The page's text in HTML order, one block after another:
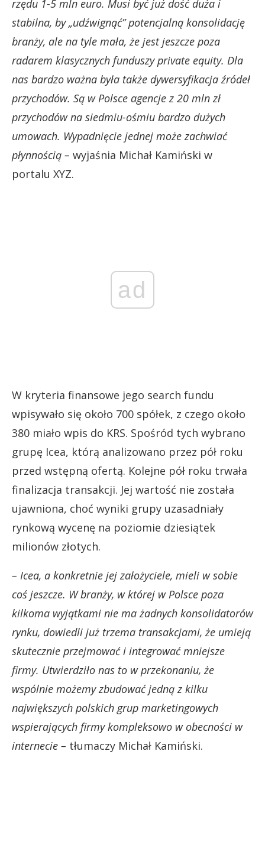
rzędu 1-5 mln euro. Musi być już dość duża i
stabilna, by „udźwignąć” potencjalną konsolidację
branży, ale na tyle mała, że jest jeszcze poza
radarem klasycznych funduszy private equity. Dla
nas bardzo ważna była także dywersyfikacja źródeł
przychodów. Są w Polsce agencje z 20 mln zł
przychodów na siedmiu-ośmiu bardzo dużych
umowach. Wypadnięcie jednej może zachwiać
płynnością – wyjaśnia Michał Kamiński w
portalu XYZ.
ad
W kryteria finansowe jego search fundu
wpisywało się około 700 spółek, z czego około
380 miało wpis do KRS. Spośród tych wybrano
grupę Icea, którą analizowano przez pół roku
przed wstępną ofertą. Kolejne pół roku trwała
finalizacja transakcji. Jej wartość nie została
ujawniona, choć wyniki grupy uzasadniały
rynkową wycenę na poziomie dziesiątek
milionów złotych.
– Icea, a konkretnie jej założyciele, mieli w sobie
coś jeszcze. W branży, w której w Polsce poza
kilkoma wyjątkami nie ma żadnych konsolidatorów
rynku, dowiedli już trzema transakcjami, że umieją
skutecznie przejmować i integrować mniejsze
firmy. Utwierdziło nas to w przekonaniu, że
wspólnie możemy zbudować jedną z kilku
największych polskich grup marketingowych
wspierających firmy kompleksowo w obecności w
internecie – tłumaczy Michał Kamiński.